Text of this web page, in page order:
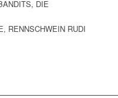
DIE
RENNSCHWEIN RUDI